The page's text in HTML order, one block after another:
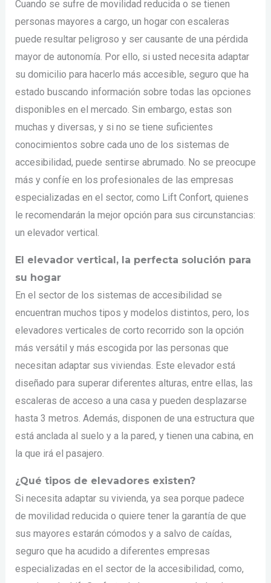
Cuando se sufre de movilidad reducida o se tienen
personas mayores a cargo, un hogar con escaleras
puede resultar peligroso y ser causante de una pérdida
mayor de autonomía. Por ello, si usted necesita adaptar
su domicilio para hacerlo más accesible, seguro que ha
estado buscando información sobre todas las opciones
disponibles en el mercado. Sin embargo, estas son
muchas y diversas, y si no se tiene suficientes
conocimientos sobre cada uno de los sistemas de
accesibilidad, puede sentirse abrumado. No se preocupe
más y confíe en los profesionales de las empresas
especializadas en el sector, como Lift Confort, quienes
le recomendarán la mejor opción para sus circunstancias:
un elevador vertical.
El elevador vertical, la perfecta solución para
su hogar
En el sector de los sistemas de accesibilidad se
encuentran muchos tipos y modelos distintos, pero, los
elevadores verticales de corto recorrido son la opción
más versátil y más escogida por las personas que
necesitan adaptar sus viviendas. Este elevador está
diseñado para superar diferentes alturas, entre ellas, las
escaleras de acceso a una casa y pueden desplazarse
hasta 3 metros. Además, disponen de una estructura que
está anclada al suelo y a la pared, y tienen una cabina, en
la que irá el pasajero.
¿Qué tipos de elevadores existen?
Si necesita adaptar su vivienda, ya sea porque padece
de movilidad reducida o quiere tener la garantía de que
sus mayores estarán cómodos y a salvo de caídas,
seguro que ha acudido a diferentes empresas
especializadas en el sector de la accesibilidad, como,